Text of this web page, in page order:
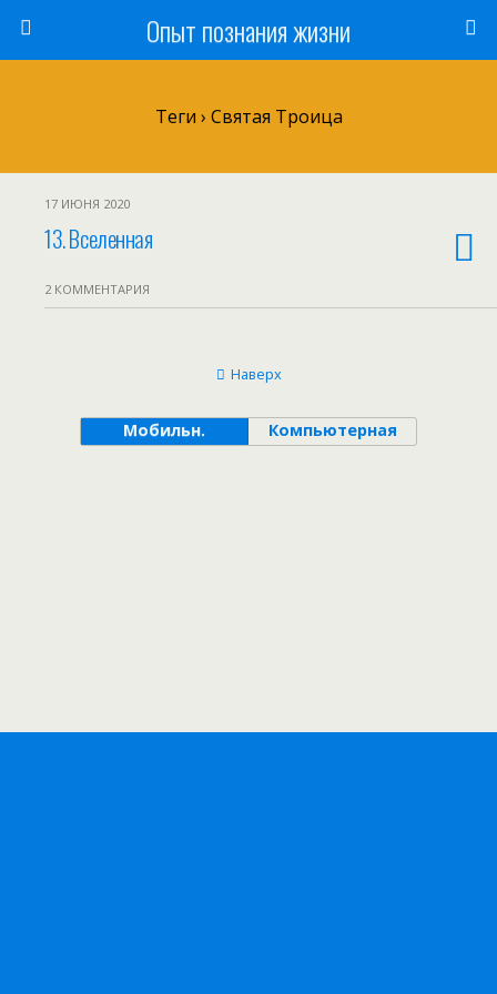
Опыт познания жизни
Теги › Святая Троица
17 ИЮНЯ 2020
13. Вселенная
2 КОММЕНТАРИЯ
Наверх
Мобильн. Компьютерная